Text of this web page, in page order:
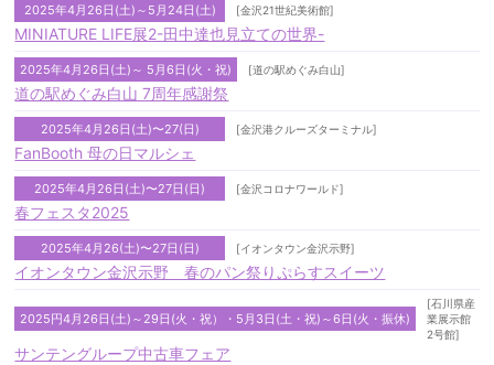
2025年4月26日(土)～5月24日(土) [金沢21世紀美術館]
MINIATURE LIFE展2-田中達也見立ての世界-
2025年4月26日(土)～ 5月6日(火・祝) [道の駅めぐみ白山]
道の駅めぐみ白山 7周年感謝祭
2025年4月26日(土)〜27(日) [金沢港クルーズターミナル]
FanBooth 母の日マルシェ
2025年4月26日(土)〜27日(日) [金沢コロナワールド]
春フェスタ2025
2025年4月26(土)〜27日(日) [イオンタウン金沢示野]
イオンタウン金沢示野 春のパン祭りぷらすスイーツ
2025円4月26日(土)～29日(火・祝）・5月3日(土・祝)～6日(火・振休)
[石川県産
業展示館
2号館]
サンテングループ中古車フェア